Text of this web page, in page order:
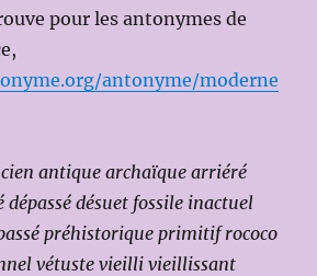
pour les antonymes de
antonyme/moderne
antique archaïque arriéré
dépassé désuet fossile inactuel
préhistorique primitif rococo
vétuste vieilli vieillissant